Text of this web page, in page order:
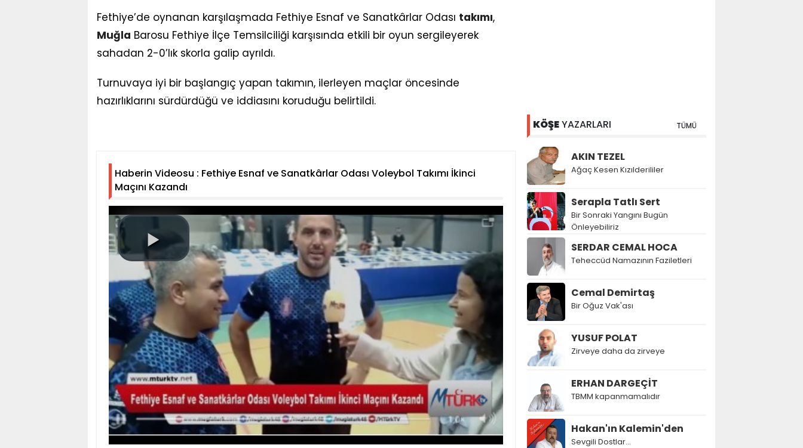
Fethiye’de oynanan karşılaşmada Fethiye Esnaf ve Sanatkârlar Odası takımı,
Muğla Barosu Fethiye İlçe Temsilciliği karşısında etkili bir oyun sergileyerek
sahadan 2-0’lık skorla galip ayrıldı.
Turnuvaya iyi bir başlangıç yapan takımın, ilerleyen maçlar öncesinde
hazırlıklarını sürdürdüğü ve iddiasını koruduğu belirtildi.
Haberin Videosu : Fethiye Esnaf ve Sanatkârlar Odası Voleybol Takımı İkinci
Maçını Kazandı
KÖŞEYAZARLARI TÜMÜ
AKIN TEZEL
Ağaç Kesen Kızılderililer
Serapla Tatlı Sert
Bir Sonraki Yangını Bugün
Önleyebiliriz
SERDAR CEMAL HOCA
Teheccüd Namazının Faziletleri
Cemal Demirtaş
Bir Oğuz Vak'ası
YUSUF POLAT
Zirveye daha da zirveye
ERHAN DARGEÇİT
TBMM kapanmamalıdır
Hakan'ın Kalemin'den
Sevgili Dostlar...